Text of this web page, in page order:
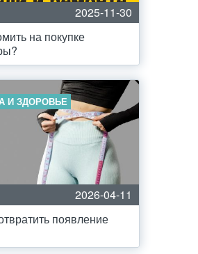
2025-11-30
на покупке
И ЗДОРОВЬЕ
2026-04-11
появление